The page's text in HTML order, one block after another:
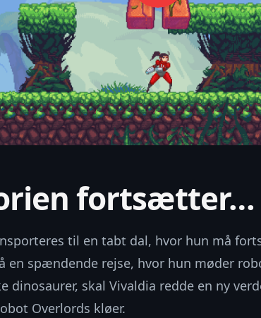
fortsætter…
til en tabt dal, hvor hun må
en spændende rejse, hvor hun møder
dinosaurer, skal Vivaldia redde en ny
Overlords kløer.